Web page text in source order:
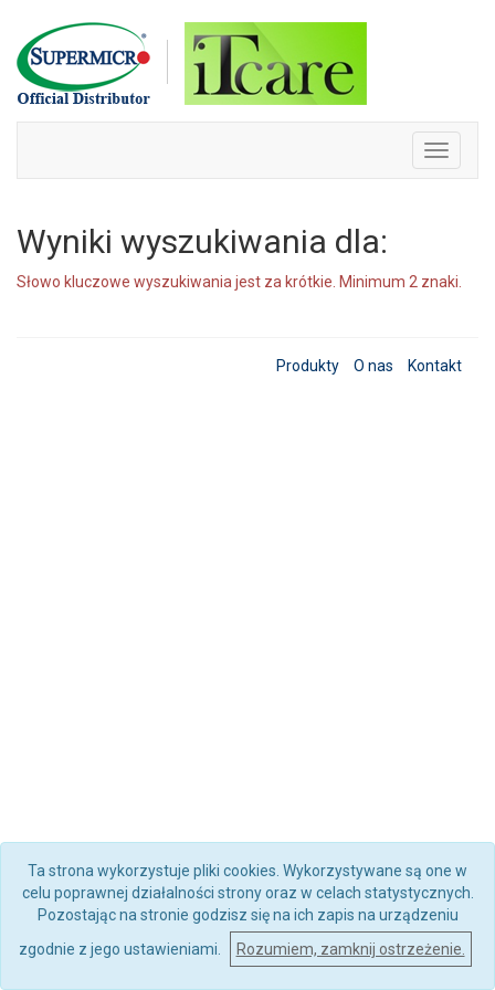
Skip
to
content
Toggle
Wyniki wyszukiwania dla:
Słowo kluczowe wyszukiwania jest za krótkie. Minimum 2 znaki.
Produkty O nas Kontakt
Ta strona wykorzystuje pliki cookies. Wykorzystywane są one w
celu poprawnej działalności strony oraz w celach statystycznych.
Pozostając na stronie godzisz się na ich zapis na urządzeniu
zgodnie z jego ustawieniami.
Rozumiem, zamknij ostrzeżenie.